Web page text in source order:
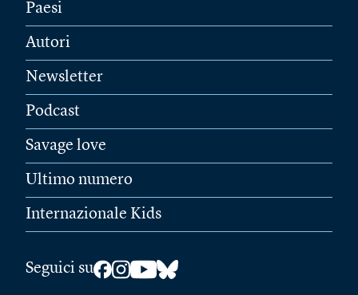
Paesi
Autori
Newsletter
Podcast
Savage love
Ultimo numero
Internazionale Kids
Seguici su